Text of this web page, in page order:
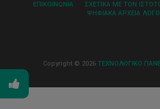
ΕΠΙΚΟΙΝΩΝΊΑ ΣΧΕΤΙΚΆ ΜΕ ΤΟΝ
ΨΗΦΙΑΚΆ ΑΡΧΕΊΑ
Copyright © 2026 ΤΕΧΝΟΛΟΓΙΚΟ